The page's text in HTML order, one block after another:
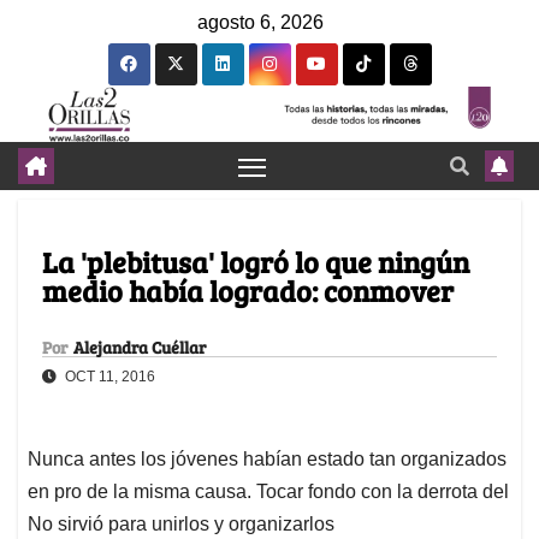
agosto 6, 2026
La 'plebitusa' logró lo que ningún
medio había logrado: conmover
Por Alejandra Cuéllar
OCT 11, 2016
Nunca antes los jóvenes habían estado tan organizados
en pro de la misma causa. Tocar fondo con la derrota del
No sirvió para unirlos y organizarlos